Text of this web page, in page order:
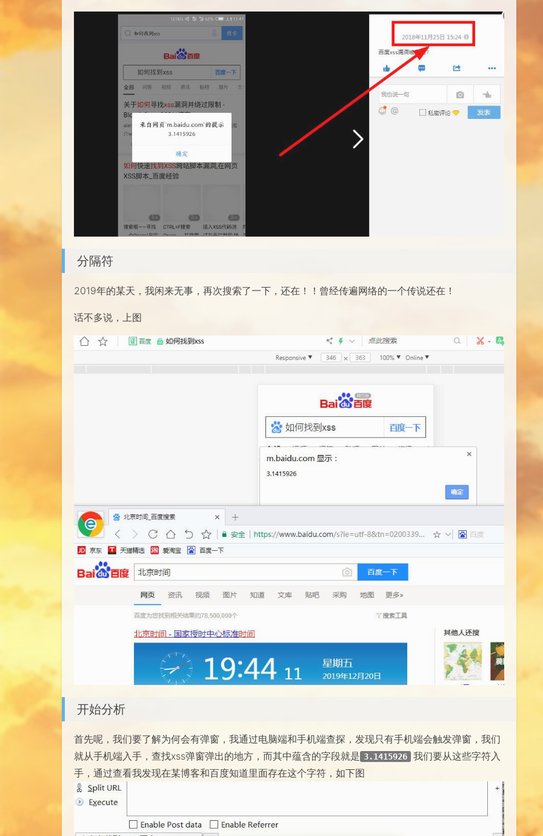
分隔符
2019年的某天，我闲来无事，再次搜索了一下，还在！！曾经传遍网络的一个传说还在！
话不多说，上图
开始分析
首先呢，我们要了解为何会有弹窗，我通过电脑端和手机端查探，发现只有手机端会触发弹窗，我们
就从手机端入手，查找xss弹窗弹出的地方，而其中蕴含的字段就是 3.1415926
我们要从这些字符入
手，通过查看我发现在某博客和百度知道里面存在这个字符，如下图